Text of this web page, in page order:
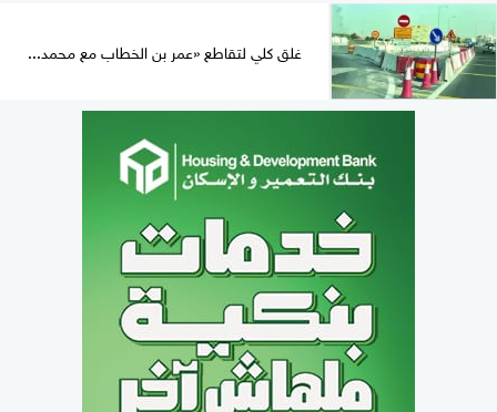
غلق كلي لتقاطع «عمر بن الخطاب مع محمد...